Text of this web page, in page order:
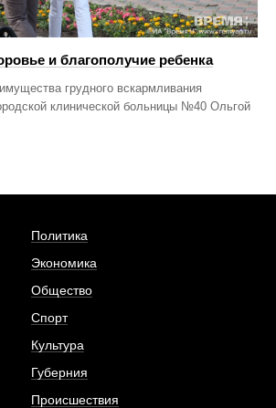
и благополучие ребенка
грудного вскармливания
клинической больницы №40 Ольгой
Политика
Экономика
Общество
Спорт
Культура
Губерния
Происшествия